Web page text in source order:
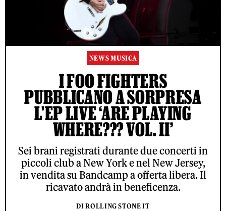
NEWS MUSICA
I FOO FIGHTERS
PUBBLICANO A SORPRESA
L'EP LIVE ‘ARE PLAYING
WHERE??? VOL. II’
Sei brani registrati durante due concerti in
piccoli club a New York e nel New Jersey,
in vendita su Bandcamp a offerta libera. Il
ricavato andrà in beneficenza.
DI ROLLING STONE IT